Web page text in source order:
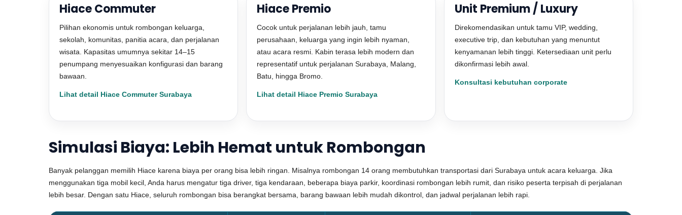
Hiace Commuter
Pilihan ekonomis untuk rombongan keluarga,
sekolah, komunitas, panitia acara, dan perjalanan
wisata. Kapasitas umumnya sekitar 14–15
penumpang menyesuaikan konfigurasi dan barang
bawaan.
Lihat detail Hiace Commuter Surabaya
Hiace Premio
Cocok untuk perjalanan lebih jauh, tamu
perusahaan, keluarga yang ingin lebih nyaman,
atau acara resmi. Kabin terasa lebih modern dan
representatif untuk perjalanan Surabaya, Malang,
Batu, hingga Bromo.
Lihat detail Hiace Premio Surabaya
Unit Premium / Luxury
Direkomendasikan untuk tamu VIP, wedding,
executive trip, dan kebutuhan yang menuntut
kenyamanan lebih tinggi. Ketersediaan unit perlu
dikonfirmasi lebih awal.
Konsultasi kebutuhan corporate
Simulasi Biaya: Lebih Hemat untuk Rombongan
Banyak pelanggan memilih Hiace karena biaya per orang bisa lebih ringan. Misalnya rombongan 14 orang membutuhkan transportasi dari Surabaya untuk acara keluarga. Jika
menggunakan tiga mobil kecil, Anda harus mengatur tiga driver, tiga kendaraan, beberapa biaya parkir, koordinasi rombongan lebih rumit, dan risiko peserta terpisah di perjalanan
lebih besar. Dengan satu Hiace, seluruh rombongan bisa berangkat bersama, barang bawaan lebih mudah dikontrol, dan jadwal perjalanan lebih rapi.